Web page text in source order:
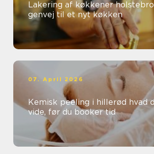
Lakering af køkkener holstebro en
genvej til et nyt køkken
07. April 2026
Kemisk peeling i hillerød hvad du skal
vide, før du booker tid